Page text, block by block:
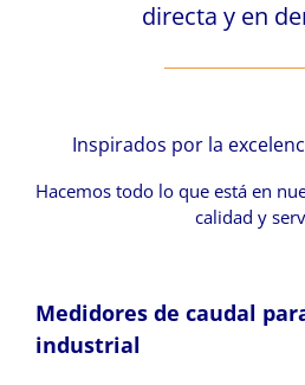
directa y en
Inspirados por la
Hacemos todo lo que está en
calidad y
Medidores de caudal
industrial